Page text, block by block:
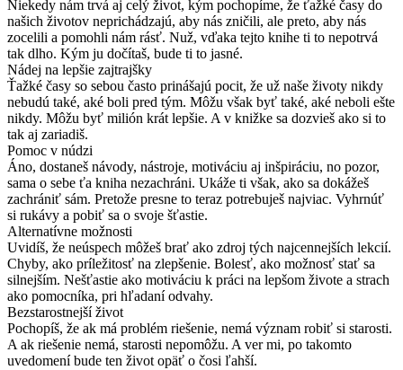
Niekedy nám trvá aj celý život, kým pochopíme, že ťažké časy do
našich životov neprichádzajú, aby nás zničili, ale preto, aby nás
zocelili a pomohli nám rásť. Nuž, vďaka tejto knihe ti to nepotrvá
tak dlho. Kým ju dočítaš, bude ti to jasné.
Nádej na lepšie zajtrajšky
Ťažké časy so sebou často prinášajú pocit, že už naše životy nikdy
nebudú také, aké boli pred tým. Môžu však byť také, aké neboli ešte
nikdy. Môžu byť milión krát lepšie. A v knižke sa dozvieš ako si to
tak aj zariadiš.
Pomoc v núdzi
Áno, dostaneš návody, nástroje, motiváciu aj inšpiráciu, no pozor,
sama o sebe ťa kniha nezachráni. Ukáže ti však, ako sa dokážeš
zachrániť sám. Pretože presne to teraz potrebuješ najviac. Vyhrnúť
si rukávy a pobiť sa o svoje šťastie.
Alternatívne možnosti
Uvidíš, že neúspech môžeš brať ako zdroj tých najcennejších lekcií.
Chyby, ako príležitosť na zlepšenie. Bolesť, ako možnosť stať sa
silnejším. Nešťastie ako motiváciu k práci na lepšom živote a strach
ako pomocníka, pri hľadaní odvahy.
Bezstarostnejší život
Pochopíš, že ak má problém riešenie, nemá význam robiť si starosti.
A ak riešenie nemá, starosti nepomôžu. A ver mi, po takomto
uvedomení bude ten život opäť o čosi ľahší.